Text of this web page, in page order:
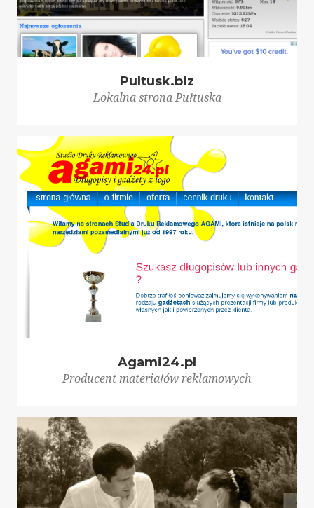
Pultusk.biz
Lokalna strona Pułtuska
Agami24.pl
Producent materiałów reklamowych